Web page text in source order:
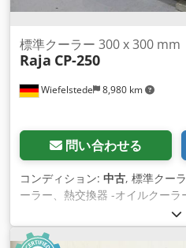
Wiefelstede 8,980 km
標準クーラー 300 x 300 mm
Raja CP-250
問い合わせる
コンディション: 中古, 標準クー
ーラー、熱交換器 -オイルクー
クーラーエリア。クーラー面積
ン -寸法図。300/160/H360 mm